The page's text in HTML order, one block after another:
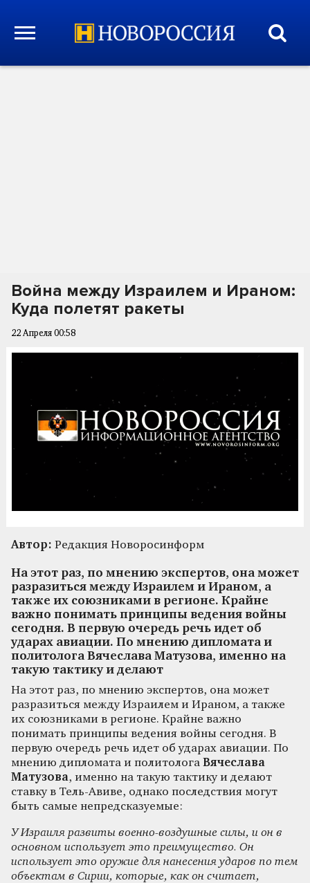
Война между Израилем и Ираном:
Куда полетят ракеты
22 Апреля 00:58
Автор: Редакция Новоросинформ
На этот раз, по мнению экспертов, она может
разразиться между Израилем и Ираном, а
также их союзниками в регионе. Крайне
важно понимать принципы ведения войны
сегодня. В первую очередь речь идет об
ударах авиации. По мнению дипломата и
политолога Вячеслава Матузова, именно на
такую тактику и делают
На этот раз, по мнению экспертов, она может
разразиться между Израилем и Ираном, а также
их союзниками в регионе. Крайне важно
понимать принципы ведения войны сегодня. В
первую очередь речь идет об ударах авиации. По
мнению дипломата и политолога Вячеслава
Матузова, именно на такую тактику и делают
ставку в Тель-Авиве, однако последствия могут
быть самые непредсказуемые:
У Израиля развиты военно-воздушные силы, и он в
основном использует это преимущество. Он
использует это оружие для нанесения ударов по тем
объектам в Сирии, которые, как он считает,